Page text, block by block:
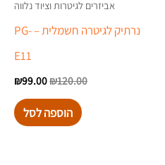
אביזרים לגיטרות וציוד נלווה
נרתיק לגיטרה חשמלית – PG-
E11
₪120.00
₪99.00
הוספה לסל